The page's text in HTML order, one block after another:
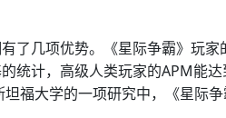
了几项优势。《星际争霸》玩
统计，高级人类玩家的APM能
福大学的一项研究中，《星际